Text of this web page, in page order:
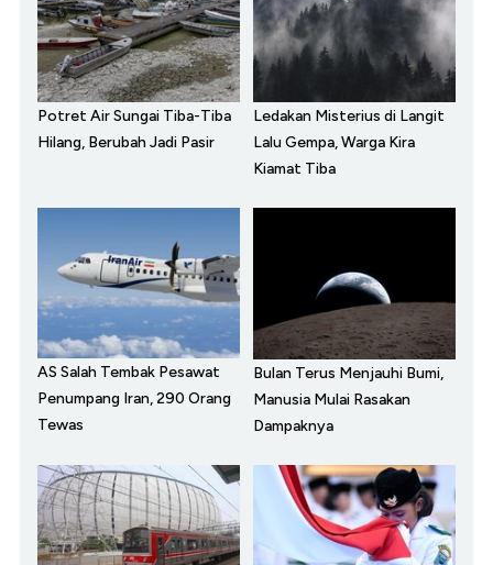
Potret Air Sungai Tiba-Tiba
Hilang, Berubah Jadi Pasir
Ledakan Misterius di Langit
Lalu Gempa, Warga Kira
Kiamat Tiba
AS Salah Tembak Pesawat
Penumpang Iran, 290 Orang
Tewas
Bulan Terus Menjauhi Bumi,
Manusia Mulai Rasakan
Dampaknya